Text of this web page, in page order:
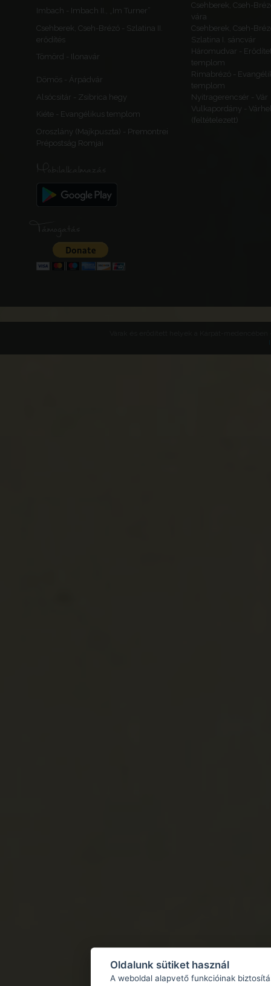
Imbach - Imbach II., „Im Turner”
Csehberek, Cseh-
vára
Csehberek, Cseh-Brézó - Szlatina II.
erődítés
Csehberek, Cseh-
Szlatina I. sáncvár
Tömörd - Ilonavár
Háromudvar -
templom
Dömös - Árpádvár
Rimabrézó -
templom
Alsócsitár - Zsibrica hegy
Nyitragerencsér - Vár
Kiéte - Evangélikus templom
Vulkapordány -
(feltételezett)
Oroszlány (Majkpuszta) - Premontrei
Prépostság Romjai
Mobilalkalmazás
Támogatás
Oldalunk sütiket használ
A weboldal alapvető funkcióinak